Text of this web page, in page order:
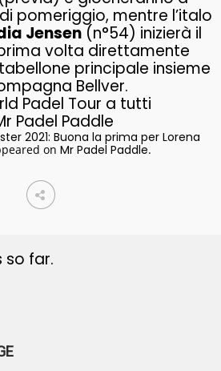
pomeriggio, mentre l’italo
Jensen(n°54) inizierà il
volta direttamente
principale insieme
Bellver.
Padel Tour a tutti
Padel Paddle
2021: Buona la prima per Lorena
on Mr Padel Paddle.
so far.